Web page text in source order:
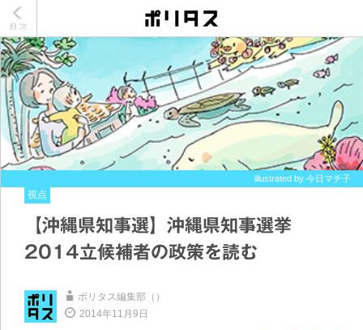
illustrated by 今日マチ子
視点
【沖縄県知事選】沖縄県知事選挙
2014立候補者の政策を読む
ポリタス編集部（）
2014年11月9日